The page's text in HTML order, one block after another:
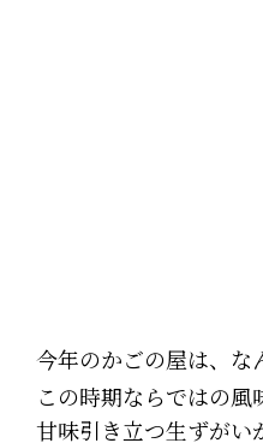
今年のかごの屋は、な
この時期ならではの
甘味引き立つ生ずがい